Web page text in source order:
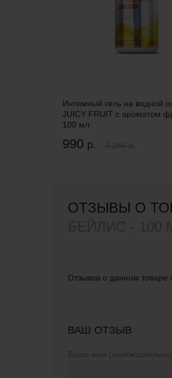
Интимный гель на водной
JUICY FRUIT с ароматом
100 мл
990 р. 1 286 р.
ОТЗЫВЫ О
Отзывов о данном товаре
ВАШ ОТЗЫВ
Ваше имя (необязательно):